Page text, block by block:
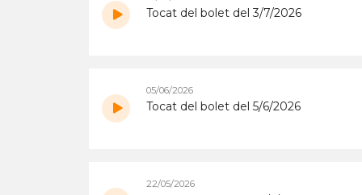
Tocat del bolet del 3/7/2026
05/06/2026
Tocat del bolet del 5/6/2026
22/05/2026